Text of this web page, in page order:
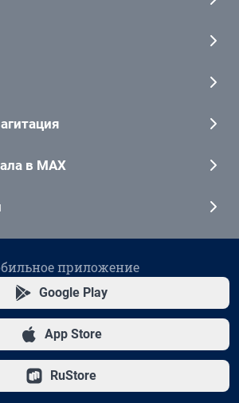
в MAX
приложение
Google Play
App Store
RuStore